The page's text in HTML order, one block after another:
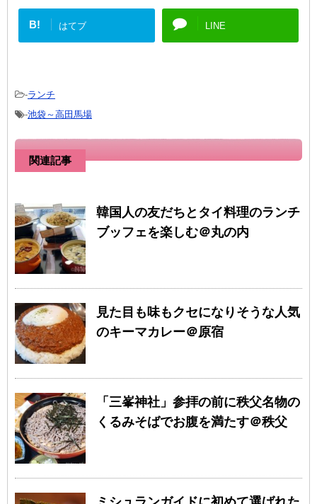
B! はてブ LINE
-ランチ
-池袋～高田馬場
関連記事
韓国人の友だちとタイ料理のランチ
ブッフェを楽しむ＠丸の内
見た目も味もクセになりそうな人気
のキーマカレー＠原宿
「三峯神社」参拝の前に秩父名物の
くるみそばでお腹を満たす＠秩父